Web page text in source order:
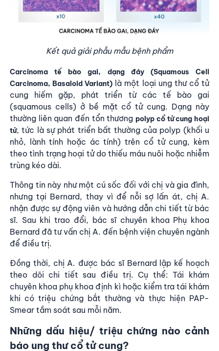
Kết quả giải phẫu mẫu bệnh phẩm
Carcinoma tế bào gai, dạng đáy (Squamous Cell
Carcinoma, Basaloid Variant) là một loại ung thư cổ tử
cung hiếm gặp, phát triển từ các tế bào gai
(squamous cells) ở bề mặt cổ tử cung. Dạng này
thường liên quan đến tổn thương polyp cổ tử cung hoại
tử, tức là sự phát triển bất thường của polyp (khối u
nhỏ, lành tính hoặc ác tính) trên cổ tử cung, kèm
theo tình trạng hoại tử do thiếu máu nuôi hoặc nhiễm
trùng kéo dài.
Thông tin này như một cú sốc đối với chị và gia đình,
nhưng tại Bernard, thay vì để nỗi sợ lấn át, chị A.
nhận được sự động viên và hướng dẫn chi tiết từ bác
sĩ. Sau khi trao đổi, bác sĩ chuyên khoa Phụ khoa
Bernard đã tư vấn chị A. đến bệnh viện chuyên ngành
để điều trị.
Đồng thời, chị A. được bác sĩ Bernard lập kế hoạch
theo dõi chi tiết sau điều trị. Cụ thể: Tái khám
chuyên khoa phụ khoa định kì hoặc kiểm tra tái khám
khi có triệu chứng bắt thường và thực hiện PAP-
Smear tầm soát sau mỗi năm.
Những dấu hiệu/ triệu chứng nào cảnh
báo ung thư cổ tử cung?